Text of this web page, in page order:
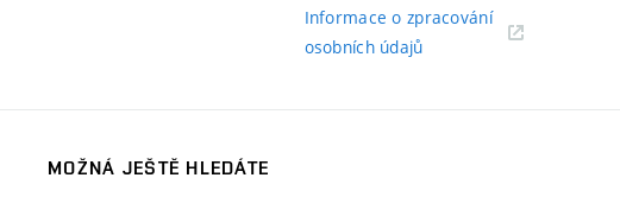
Informace o zpracování
osobních údajů(externí
MOŽNÁ JEŠTĚ HLEDÁTE